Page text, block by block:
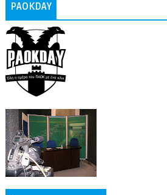
PAOKDAY